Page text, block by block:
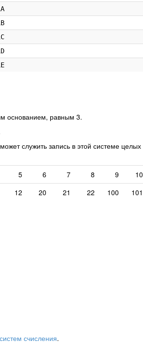
основанием, равным 3.
служить запись в этой системе целых
5 6 7 8 9
10
12 20 21 22 100 101
счисления.